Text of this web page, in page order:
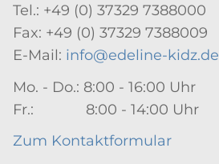
Tel.: +49 (0) 37329 7388000
Fax: +49 (0) 37329 7388009
E-Mail: info@edeline-kidz.de
Mo. - Do.: 8:00 - 16:00 Uhr
Fr.: 8:00 - 14:00 Uhr
Zum Kontaktformular